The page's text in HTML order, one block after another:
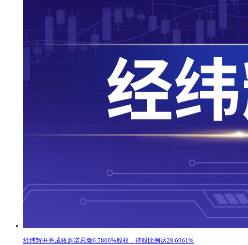
经纬辉开完成收购诺思微6.5806%股权，持股比例达28.6961%